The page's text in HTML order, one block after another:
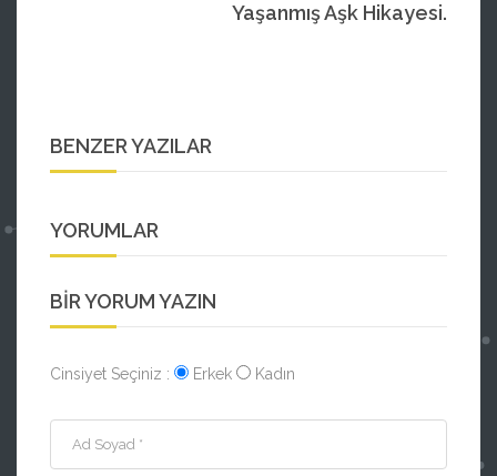
Yaşanmış Aşk Hikayesi.
BENZER YAZILAR
YORUMLAR
BIR YORUM YAZIN
Cinsiyet Seçiniz : Erkek Kadın
Ad Soyad *